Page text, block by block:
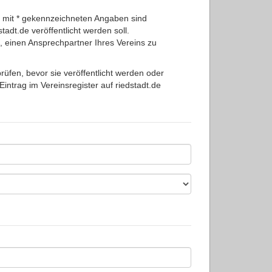
* gekennzeichneten Angaben sind
veröffentlicht werden soll.
Ansprechpartner Ihres Vereins zu
bevor sie veröffentlicht werden oder
im Vereinsregister auf riedstadt.de